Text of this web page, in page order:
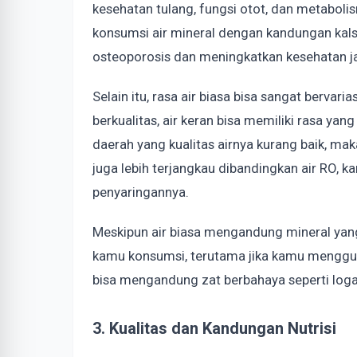
kesehatan tulang, fungsi otot, dan
konsumsi air mineral dengan kandungan
osteoporosis dan meningkatkan kesehatan
Selain itu, rasa air biasa bisa sangat
berkualitas, air keran bisa memiliki rasa
daerah yang kualitas airnya kurang baik,
juga lebih terjangkau dibandingkan air RO,
penyaringannya.
Meskipun air biasa mengandung mineral
kamu konsumsi, terutama jika kamu
bisa mengandung zat berbahaya seperti
3. Kualitas dan Kandungan Nutrisi